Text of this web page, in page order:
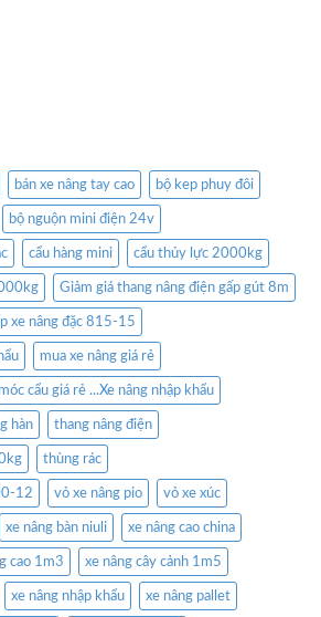
bán xe nâng tay cao bộ kep phuy đôi
bộ nguộn mini điện 24v
cẩu hàng mini cẩu thủy lực 2000kg
Giảm giá thang nâng điện gấp gút 8m
xe nâng đặc 815-15
mua xe nâng giá rẻ
móc cẩu giá rẻ ...Xe nâng nhập khẩu
hàn thang nâng điện
thùng rác
12 vỏ xe nâng pio vỏ xe xúc
xe nâng bàn niuli xe nâng cao china
cao 1m3 xe nâng cây cảnh 1m5
xe nâng nhập khẩu xe nâng pallet